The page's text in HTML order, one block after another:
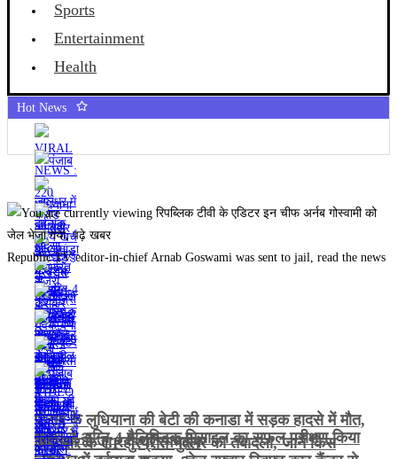
Sports
Entertainment
Health
Hot News
पंजाब के लुधियाना की बेटी की कनाडा में सड़क हादसे में माैत,
कैदी को ले जा रही थीं रमनदीप
अमृतसर के CP गुरप्रीत भुल्लर का तबादला, जानें किस
भारत ने अग्नि-4 बैलिस्टिक मिसाइल का सफल परीक्षण किया
Republic TV editor-in-chief Arnab Goswami was sent to jail, read the news